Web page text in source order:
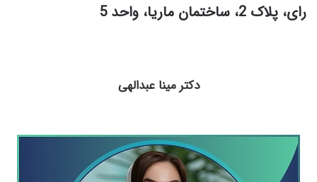
رای، پلاک 2، ساختمان ماریا، واحد 5
دکتر مینا عبدالهی